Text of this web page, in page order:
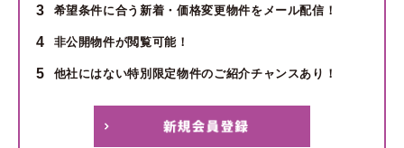
3 希望条件に合う新着・価格変更物件をメール配信！
4 非公開物件が閲覧可能！
5 他社にはない特別限定物件のご紹介チャンスあり！